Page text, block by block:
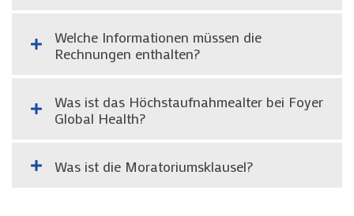
Welche Informationen müssen die
Rechnungen enthalten?
Was ist das Höchstaufnahmealter bei Foyer
Global Health?
Was ist die Moratoriumsklausel?